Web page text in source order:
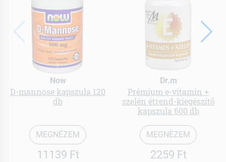
Now
D-mannose kapszula 120
db
MEGNÉZEM
11139 Ft
Dr.m
Prémium e-vitamin +
szelén étrend-kiegészítő
kapszula 600 db
MEGNÉZEM
2259 Ft